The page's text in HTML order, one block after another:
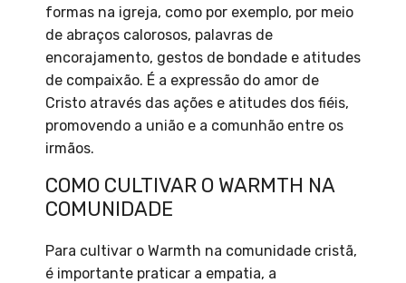
formas na igreja, como por exemplo, por meio
de abraços calorosos, palavras de
encorajamento, gestos de bondade e atitudes
de compaixão. É a expressão do amor de
Cristo através das ações e atitudes dos fiéis,
promovendo a união e a comunhão entre os
irmãos.
COMO CULTIVAR O WARMTH NA
COMUNIDADE
Para cultivar o Warmth na comunidade cristã,
é importante praticar a empatia, a